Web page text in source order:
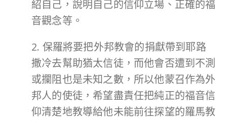
紹自己，說明自己的信仰立場、正確的福
音觀念等。
2. 保羅將要把外邦教會的捐獻帶到耶路
撒冷去幫助猶太信徒，而他會否遭到不測
或攔阻也是未知之數，所以他蒙召作為外
邦人的使徒，希望盡責任把純正的福音信
仰清楚地教導給他未能前往探望的羅馬教